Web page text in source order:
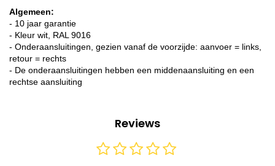
Algemeen:
- 10 jaar garantie
- Kleur wit, RAL 9016
- Onderaansluitingen, gezien vanaf de voorzijde: aanvoer = links,
retour = rechts
- De onderaansluitingen hebben een middenaansluiting en een
rechtse aansluiting
Reviews